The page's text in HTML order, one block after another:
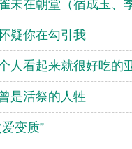
未在朝堂（宿成玉、
疑你在勾引我
人看起来就很好吃的
是活祭的人牲
变质”